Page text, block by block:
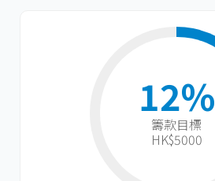
12%
籌款目標​
HK$5000